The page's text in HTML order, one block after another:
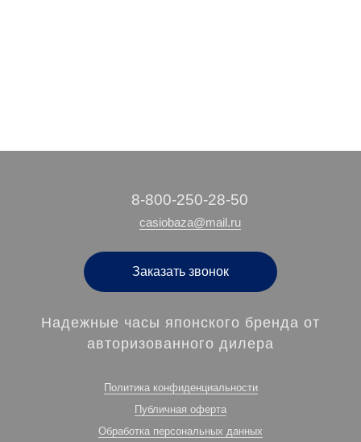
‭8-800-250-28-50
casiobaza@mail.ru
Заказать звонок
Надежные часы японского бренда от
авторизованного дилера
Политика конфиденциальности
Публичная оферта
Обработка персональных данных